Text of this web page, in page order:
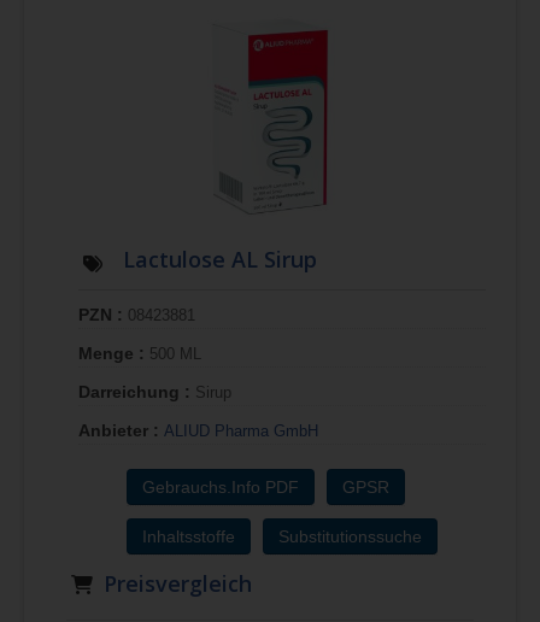
Lactulose AL Sirup
PZN : 08423881
Menge : 500 ML
Darreichung : Sirup
Anbieter : ALIUD Pharma GmbH
Gebrauchs.Info PDF GPSR
Inhaltsstoffe Substitutionssuche
Preisvergleich